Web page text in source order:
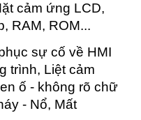
cảm ứng LCD,
RAM, ROM...
sự cố về HMI
trình, Liệt cảm
ố - không rõ chữ
- Nổ, Mất